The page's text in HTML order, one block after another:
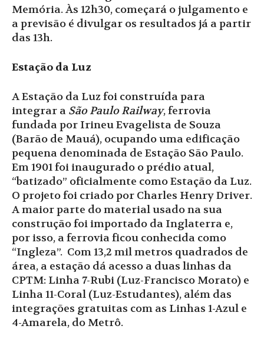
Memória. Às 12h30, começará o julgamento e
a previsão é divulgar os resultados já a partir
das 13h.
Estação da Luz
A Estação da Luz foi construída para
integrar a São Paulo Railway, ferrovia
fundada por Irineu Evagelista de Souza
(Barão de Mauá), ocupando uma edificação
pequena denominada de Estação São Paulo.
Em 1901 foi inaugurado o prédio atual,
“batizado” oficialmente como Estação da Luz.
O projeto foi criado por Charles Henry Driver.
A maior parte do material usado na sua
construção foi importado da Inglaterra e,
por isso, a ferrovia ficou conhecida como
“Ingleza”. Com 13,2 mil metros quadrados de
área, a estação dá acesso a duas linhas da
CPTM: Linha 7-Rubi (Luz-Francisco Morato) e
Linha 11-Coral (Luz-Estudantes), além das
integrações gratuitas com as Linhas 1-Azul e
4-Amarela, do Metrô.